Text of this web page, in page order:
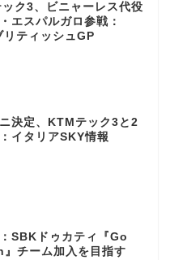
ック3、ビニャーレス代役
エスパルガロ参戦：
ティッシュGP
決定、KTMテック3と2
イタリアSKY情報
SBKドゥカティ『Go
』チーム加入を目指す